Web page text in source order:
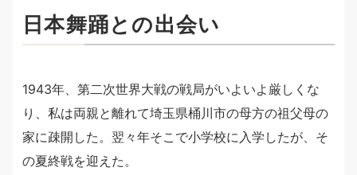
日本舞踊との出会い
1943年、第二次世界大戦の戦局がいよいよ厳しくな
り、私は両親と離れて埼玉県桶川市の母方の祖父母の
家に疎開した。翌々年そこで小学校に入学したが、そ
の夏終戦を迎えた。